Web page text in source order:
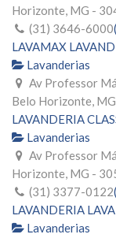
Horizonte, MG -
(31) 3646-6000
LAVAMAX
Lavanderias
Av Professor
Belo Horizonte,
LAVANDERIA
Lavanderias
Av Professor
Horizonte, MG -
(31) 3377-0122
LAVANDERIA
Lavanderias